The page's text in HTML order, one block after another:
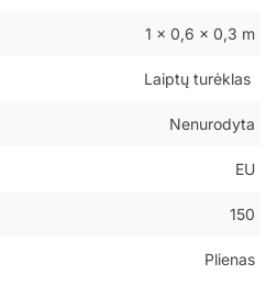
1 × 0,6 × 0,3 m
Laiptų turėklas
Nenurodyta
EU
150
Plienas